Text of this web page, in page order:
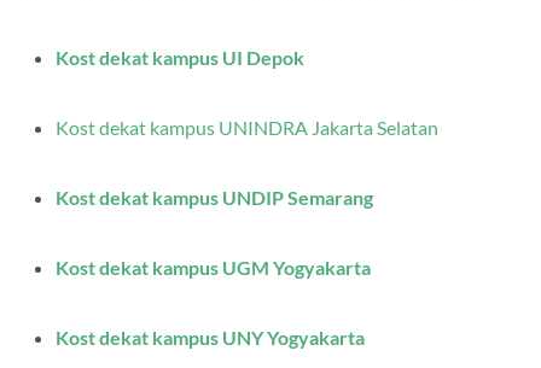
Kost dekat kampus UI Depok
Kost dekat kampus UNINDRA Jakarta Selatan
Kost dekat kampus UNDIP Semarang
Kost dekat kampus UGM Yogyakarta
Kost dekat kampus UNY Yogyakarta